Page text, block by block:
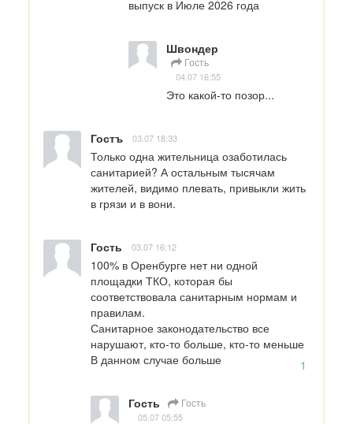
выпуск в Июле 2026 года
Швондер
Гость
04.07 16:55
Это какой-то позор...
Гостъ 03.07 18:33
Только одна жительница озаботилась
санитарией? А остальным тысячам
жителей, видимо плевать, привыкли жить
в грязи и в вони.
Гость 03.07 16:12
100% в Оренбурге нет ни одной
площадки ТКО, которая бы
соответствовала санитарным нормам и
правилам.
Санитарное законодательство все
нарушают, кто-то больше, кто-то меньше
В данном случае больше
1
Гость Гость
05.07 05:55